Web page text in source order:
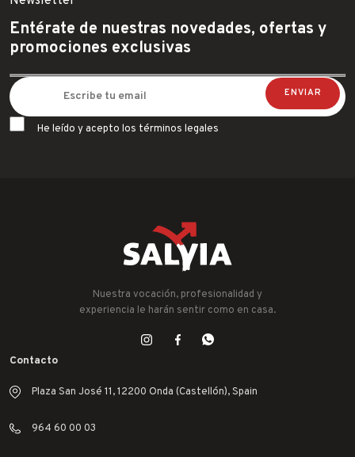
Entérate de nuestras novedades, ofertas y
promociones exclusivas
He leído y acepto los términos legales
Nuestra vocación, profesionalidad y
experiencia le harán sentir como en casa.
Contacto
Plaza San José 11, 12200 Onda (Castellón), Spain
964 60 00 03